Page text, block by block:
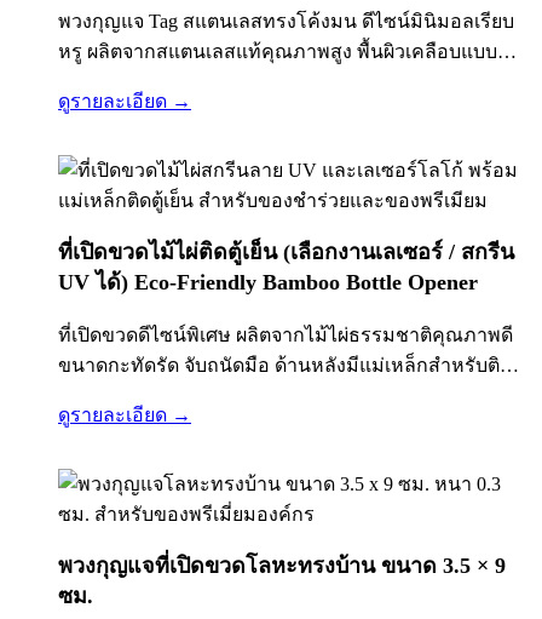
พวงกุญแจ Tag สแตนเลสทรงโค้งมน ดีไซน์มินิมอลเรียบ
หรู ผลิตจากสแตนเลสแท้คุณภาพสูง พื้นผิวเคลือบแบบ
ห่วงพวงกุญแจขนาดมาตรฐาน คล้องกับกุญแจรถ กุญแจ
ดูรายละเอียด →
ที่เปิดขวดไม้ไผ่ติดตู้เย็น (เลือกงานเลเซอร์ / สกรีน
UV ได้) Eco-Friendly Bamboo Bottle Opener
ที่เปิดขวดดีไซน์พิเศษ ผลิตจากไม้ไผ่ธรรมชาติคุณภาพดี
ขนาดกะทัดรัด จับถนัดมือ ด้านหลังมีแม่เหล็กสำหรับติด
บ้านไปในตัว เหมาะสำหรับใช้เป็นของที่ระลึก ของ
ดูรายละเอียด →
พวงกุญแจที่เปิดขวดโลหะทรงบ้าน ขนาด 3.5 × 9
ซม.